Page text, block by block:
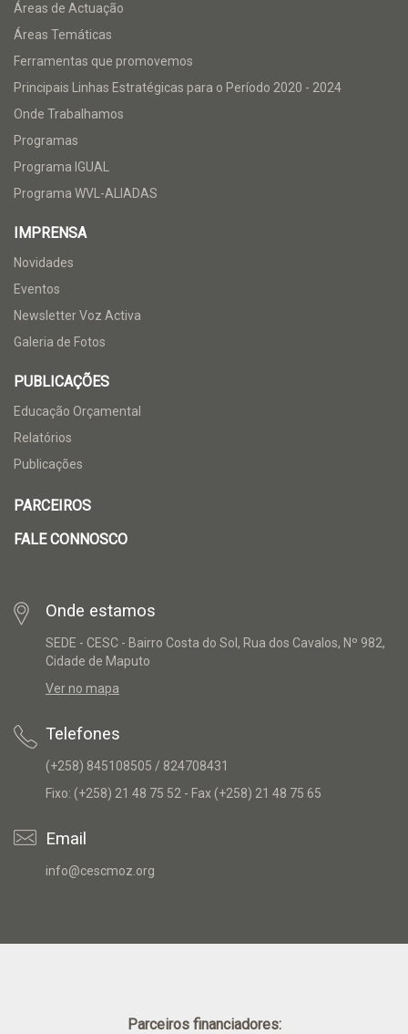
Áreas de Actuação
Áreas Temáticas
Ferramentas que promovemos
Principais Linhas Estratégicas para o Período 2020 - 2024
Onde Trabalhamos
Programas
Programa IGUAL
Programa WVL-ALIADAS
IMPRENSA
Novidades
Eventos
Newsletter Voz Activa
Galeria de Fotos
PUBLICAÇÕES
Educação Orçamental
Relatórios
Publicações
PARCEIROS
FALE CONNOSCO
Onde estamos
SEDE - CESC - Bairro Costa do Sol, Rua dos Cavalos, Nº 982,
Cidade de Maputo
Ver no mapa
Telefones
(+258) 845108505 / 824708431
Fixo: (+258) 21 48 75 52 - Fax (+258) 21 48 75 65
Email
info@cescmoz.org
Parceiros financiadores: